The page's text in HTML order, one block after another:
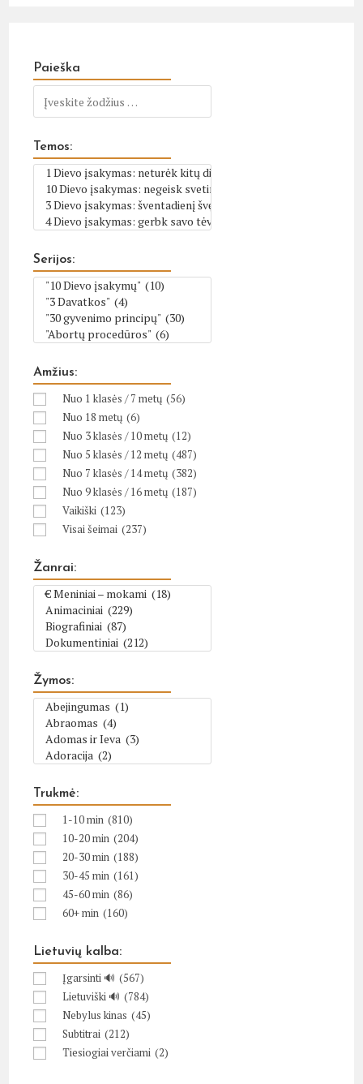
Paieška
Temos:
Serijos:
Amžius:
Nuo 1 klasės / 7 metų (56)
Nuo 18 metų (6)
Nuo 3 klasės / 10 metų (12)
Nuo 5 klasės / 12 metų (487)
Nuo 7 klasės / 14 metų (382)
Nuo 9 klasės / 16 metų (187)
Vaikiški (123)
Visai šeimai (237)
Žanrai:
Žymos:
Trukmė:
1-10 min (810)
10-20 min (204)
20-30 min (188)
30-45 min (161)
45-60 min (86)
60+ min (160)
Lietuvių kalba:
Įgarsinti 🔊 (567)
Lietuviški 🔊 (784)
Nebylus kinas (45)
Subtitrai (212)
Tiesiogiai verčiami (2)